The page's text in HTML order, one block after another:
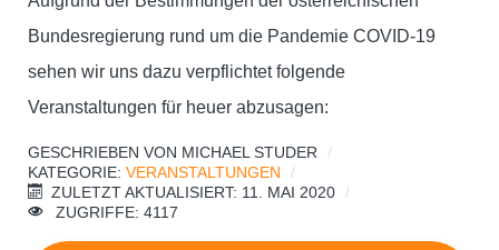
Bundesregierung rund um die Pandemie COVID-19
sehen wir uns dazu verpflichtet folgende
Veranstaltungen für heuer abzusagen:
GESCHRIEBEN VON MICHAEL STUDER
KATEGORIE: VERANSTALTUNGEN
ZULETZT AKTUALISIERT: 11. MAI 2020
ZUGRIFFE: 4117